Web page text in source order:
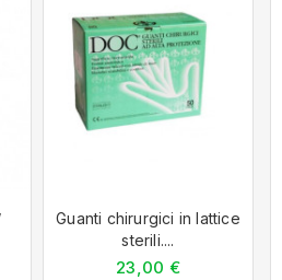
Guanti chirurgici in lattice
sterili....
23,00 €